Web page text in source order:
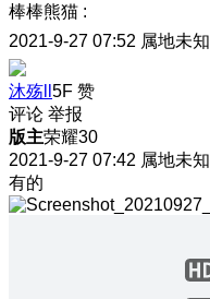
棒棒熊猫 :
2021-9-27 07:52 属地未知
沐殇ll 5F 赞
评论 举报
版主荣耀30
2021-9-27 07:42 属地未知
有的